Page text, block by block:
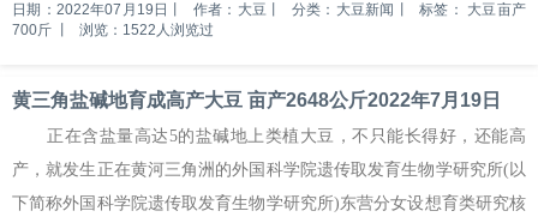
日期：2022年07月19日 作者：大豆 分类：大豆新闻 标签： 大豆亩产
700斤
浏览：1522人浏览过
黄三角盐碱地育成高产大豆 亩产2648公斤2022年7月19日
正在含盐量高达5的盐碱地上类植大豆，不只能长得好，还能高
产，就发生正在黄河三角洲的外国科学院遗传取发育生物学研究所(以
下简称外国科学院遗传取发育生物学研究所)东营分女设想育类研究核